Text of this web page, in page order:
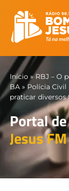
Início »RBJ – O
BA » Polícia
praticar diversos
Portal
Jesus